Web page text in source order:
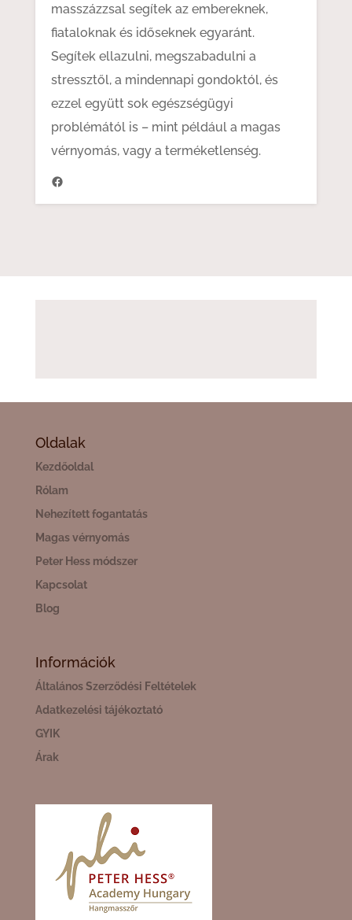
masszázzsal segítek az embereknek,
fiataloknak és időseknek egyaránt.
Segítek ellazulni, megszabadulni a
stressztől, a mindennapi gondoktól, és
ezzel együtt sok egészségügyi
problémától is – mint például a magas
vérnyomás, vagy a terméketlenség.
https://www.facebook.com/hangenergia
Oldalak
Kezdőoldal
Rólam
Nehezített fogantatás
Magas vérnyomás
Peter Hess módszer
Kapcsolat
Blog
Információk
Általános Szerződési Feltételek
Adatkezelési tájékoztató
GYIK
Árak